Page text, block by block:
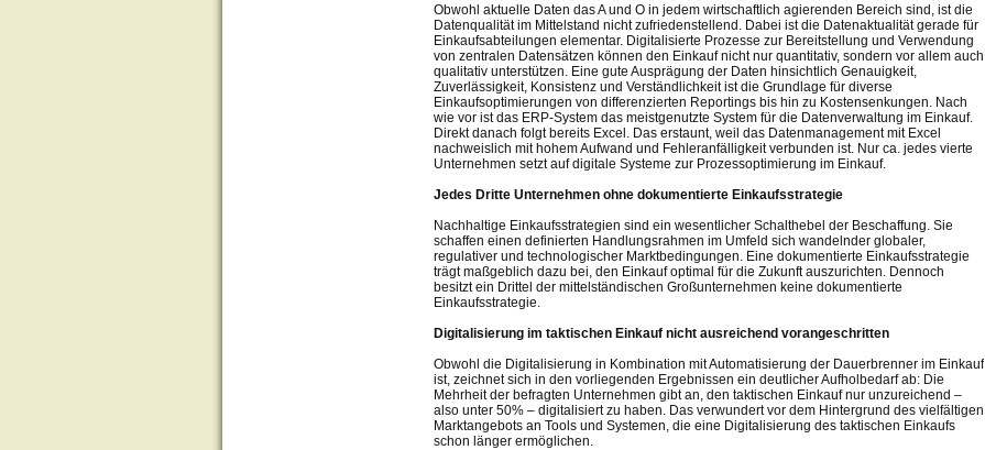
Obwohl aktuelle Daten das A und O in jedem wirtschaftlich agierenden Bereich sind, ist die
Datenqualität im Mittelstand nicht zufriedenstellend. Dabei ist die Datenaktualität gerade für
Einkaufsabteilungen elementar. Digitalisierte Prozesse zur Bereitstellung und Verwendung
von zentralen Datensätzen können den Einkauf nicht nur quantitativ, sondern vor allem auch
qualitativ unterstützen. Eine gute Ausprägung der Daten hinsichtlich Genauigkeit,
Zuverlässigkeit, Konsistenz und Verständlichkeit ist die Grundlage für diverse
Einkaufsoptimierungen von differenzierten Reportings bis hin zu Kostensenkungen. Nach
wie vor ist das ERP-System das meistgenutzte System für die Datenverwaltung im Einkauf.
Direkt danach folgt bereits Excel. Das erstaunt, weil das Datenmanagement mit Excel
nachweislich mit hohem Aufwand und Fehleranfälligkeit verbunden ist. Nur ca. jedes vierte
Unternehmen setzt auf digitale Systeme zur Prozessoptimierung im Einkauf.
Jedes Dritte Unternehmen ohne dokumentierte Einkaufsstrategie
Nachhaltige Einkaufsstrategien sind ein wesentlicher Schalthebel der Beschaffung. Sie
schaffen einen definierten Handlungsrahmen im Umfeld sich wandelnder globaler,
regulativer und technologischer Marktbedingungen. Eine dokumentierte Einkaufsstrategie
trägt maßgeblich dazu bei, den Einkauf optimal für die Zukunft auszurichten. Dennoch
besitzt ein Drittel der mittelständischen Großunternehmen keine dokumentierte
Einkaufsstrategie.
Digitalisierung im taktischen Einkauf nicht ausreichend vorangeschritten
Obwohl die Digitalisierung in Kombination mit Automatisierung der Dauerbrenner im Einkauf
ist, zeichnet sich in den vorliegenden Ergebnissen ein deutlicher Aufholbedarf ab: Die
Mehrheit der befragten Unternehmen gibt an, den taktischen Einkauf nur unzureichend –
also unter 50% – digitalisiert zu haben. Das verwundert vor dem Hintergrund des vielfältigen
Marktangebots an Tools und Systemen, die eine Digitalisierung des taktischen Einkaufs
schon länger ermöglichen.